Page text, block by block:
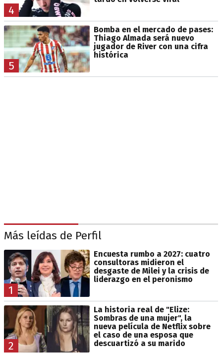
4
5
Bomba en el mercado de pases:
Thiago Almada será nuevo
jugador de River con una cifra
histórica
Más leídas de Perfil
1
Encuesta rumbo a 2027: cuatro
consultoras midieron el
desgaste de Milei y la crisis de
liderazgo en el peronismo
2
La historia real de "Elize:
Sombras de una mujer", la
nueva película de Netflix sobre
el caso de una esposa que
descuartizó a su marido